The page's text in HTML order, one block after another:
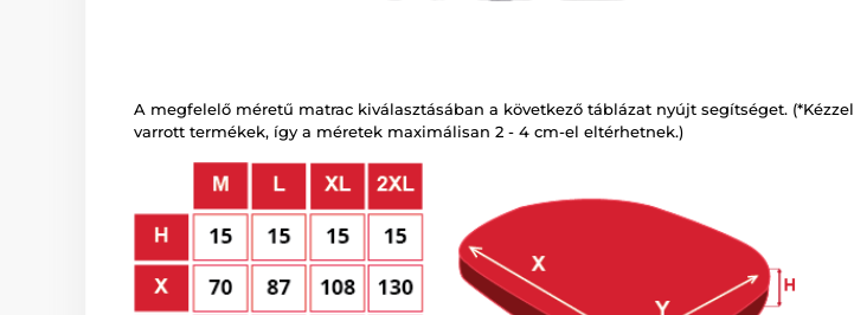
A megfelelő méretű matrac kiválasztásában a következő táblázat nyújt segítséget. (*Kézzel
varrott termékek, így a méretek maximálisan 2 - 4 cm-el eltérhetnek.)